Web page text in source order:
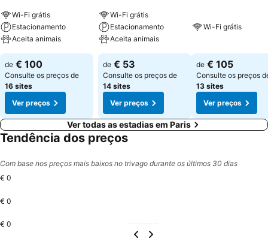
Wi-Fi grátis
Estacionamento
Aceita animais
de € 100
Consulte os preços de
16 sites
Ver preços
Wi-Fi grátis
Estacionamento
Aceita animais
de € 53
Consulte os preços de
14 sites
Ver preços
Wi-Fi grátis
de € 105
Consulte os preços
13 sites
Ver preços
Ver todas as estadias em Paris
Tendência dos preços
Com base nos preços mais baixos no trivago durante os últimos 30 dias
€ 0
€ 0
€ 0